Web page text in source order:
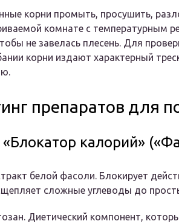
корни промыть, просушить,
комнате с температурным
не завелась плесень. Для
корни издают характерный
препаратов для
калорий»
белой фасоли. Блокирует
сложные углеводы до
Диетический компонент,